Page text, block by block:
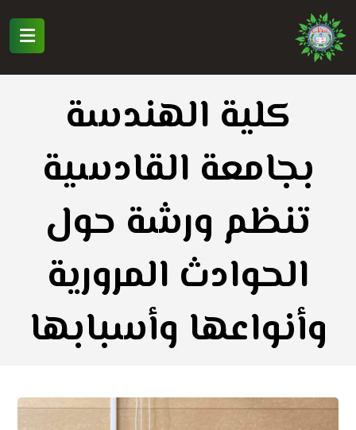
كلية الهندسة
بجامعة القادسية
تنظم ورشة حول
الحوادث المرورية
وأنواعها وأسبابها